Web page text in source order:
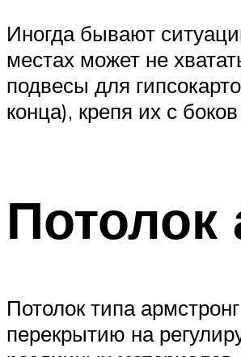
Иногда бывают
местах может не
подвесы для
конца), крепя их с
Потолок
Потолок типа
перекрытию на